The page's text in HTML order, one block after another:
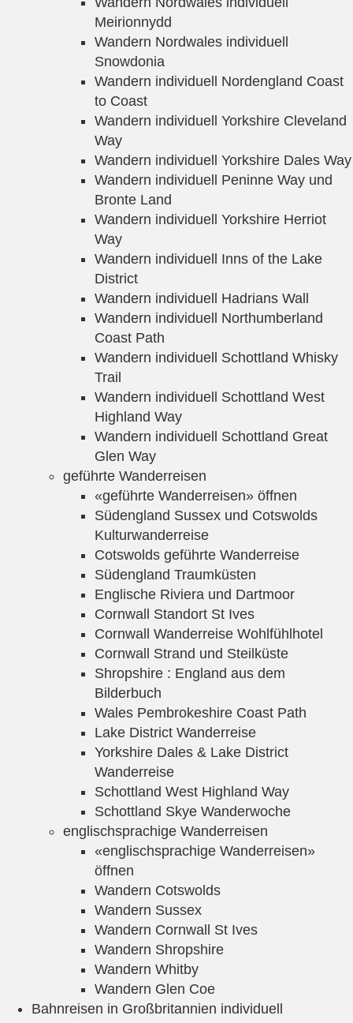
Meirionnydd
Wandern Nordwales individuell
Snowdonia
Wandern individuell Nordengland Coast
to Coast
Wandern individuell Yorkshire Cleveland
Way
Wandern individuell Yorkshire Dales Way
Wandern individuell Peninne Way und
Bronte Land
Wandern individuell Yorkshire Herriot
Way
Wandern individuell Inns of the Lake
District
Wandern individuell Hadrians Wall
Wandern individuell Northumberland
Coast Path
Wandern individuell Schottland Whisky
Trail
Wandern individuell Schottland West
Highland Way
Wandern individuell Schottland Great
Glen Way
geführte Wanderreisen
«geführte Wanderreisen» öffnen
Südengland Sussex und Cotswolds
Kulturwanderreise
Cotswolds geführte Wanderreise
Südengland Traumküsten
Englische Riviera und Dartmoor
Cornwall Standort St Ives
Cornwall Wanderreise Wohlfühlhotel
Cornwall Strand und Steilküste
Shropshire : England aus dem
Bilderbuch
Wales Pembrokeshire Coast Path
Lake District Wanderreise
Yorkshire Dales & Lake District
Wanderreise
Schottland West Highland Way
Schottland Skye Wanderwoche
englischsprachige Wanderreisen
«englischsprachige Wanderreisen»
öffnen
Wandern Cotswolds
Wandern Sussex
Wandern Cornwall St Ives
Wandern Shropshire
Wandern Whitby
Wandern Glen Coe
Bahnreisen in Großbritannien individuell